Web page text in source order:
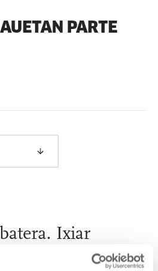
PARTE
Ixiar